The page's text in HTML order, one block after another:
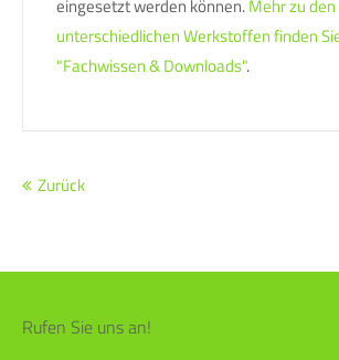
eingesetzt werden können.Mehr zu den
unterschiedlichen Werkstoffen finden
"Fachwissen & Downloads".
Zurück
Rufen Sie uns an!